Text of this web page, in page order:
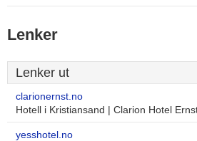
Lenker
Lenker ut
clarionernst.no
Hotell i Kristiansand | Clarion Hotel
yesshotel.no